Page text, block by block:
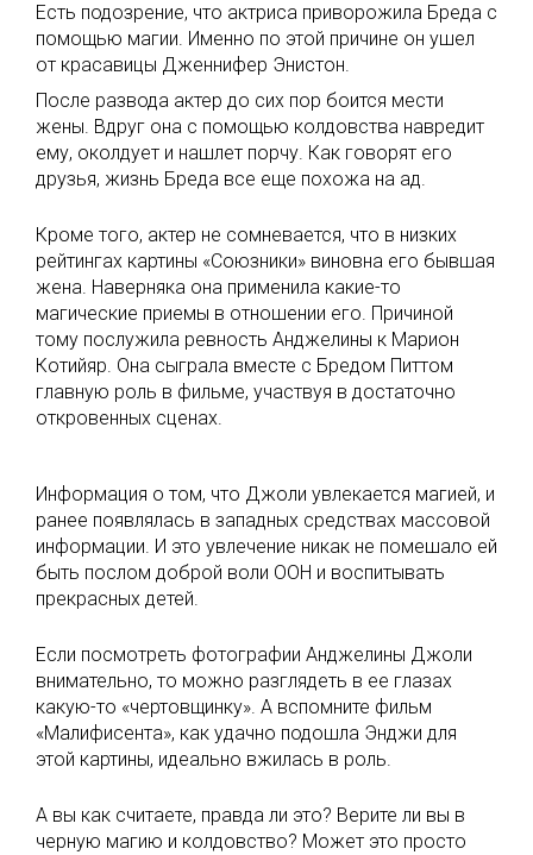
Есть подозрение, что актриса приворожила Бреда с
помощью магии. Именно по этой причине он ушел
от красавицы Дженнифер Энистон.
После развода актер до сих пор боится мести
жены. Вдруг она с помощью колдовства навредит
ему, околдует и нашлет порчу. Как говорят его
друзья, жизнь Бреда все еще похожа на ад.
Кроме того, актер не сомневается, что в низких
рейтингах картины «Союзники» виновна его бывшая
жена. Наверняка она применила какие-то
магические приемы в отношении его. Причиной
тому послужила ревность Анджелины к Марион
Котийяр. Она сыграла вместе с Бредом Питтом
главную роль в фильме, участвуя в достаточно
откровенных сценах.
Информация о том, что Джоли увлекается магией, и
ранее появлялась в западных средствах массовой
информации. И это увлечение никак не помешало ей
быть послом доброй воли ООН и воспитывать
прекрасных детей.
Если посмотреть фотографии Анджелины Джоли
внимательно, то можно разглядеть в ее глазах
какую-то «чертовщинку». А вспомните фильм
«Малифисента», как удачно подошла Энджи для
этой картины, идеально вжилась в роль.
А вы как считаете, правда ли это? Верите ли вы в
черную магию и колдовство? Может это просто